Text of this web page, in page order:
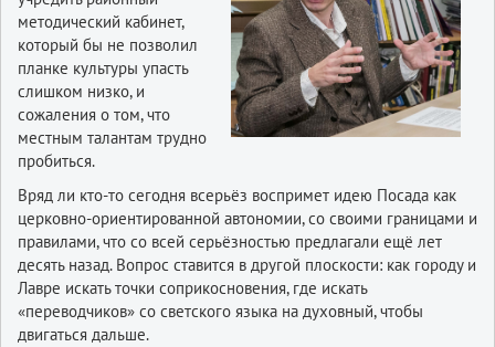
методический кабинет,
который бы не позволил
планке культуры упасть
слишком низко, и
сожаления о том, что
местным талантам трудно
пробиться.
Вряд ли кто-то сегодня всерьёз воспримет идею Посада как
церковно-ориентированной автономии, со своими границами и
правилами, что со всей серьёзностью предлагали ещё лет
десять назад. Вопрос ставится в другой плоскости: как городу и
Лавре искать точки соприкосновения, где искать
«переводчиков» со светского языка на духовный, чтобы
двигаться дальше.